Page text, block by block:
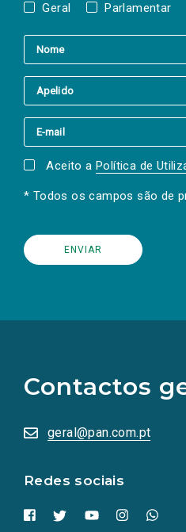
Geral Parlamentar
Aceito a Política de
* Todos os campos são de
Contactos
geral@pan.com.pt
Redes sociais
redes
sociais
numa
nova